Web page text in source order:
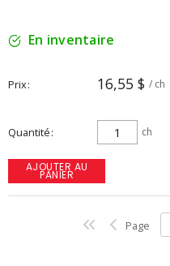
En inventaire
Prix 16,55 $ / ch
Quantité ch
AJOUTER AU
PANIER
Page